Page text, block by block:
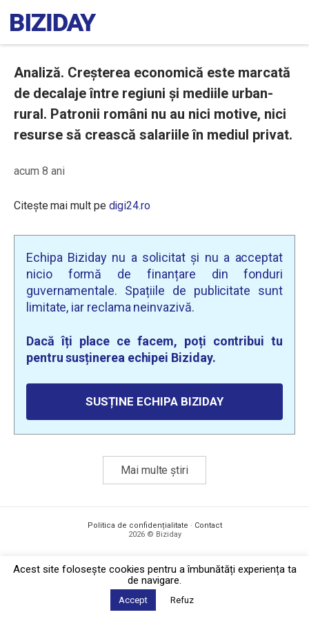
Analiză. Creșterea economică este marcată
de decalaje între regiuni și mediile urban-
rural. Patronii români nu au nici motive, nici
resurse să crească salariile în mediul privat.
acum 8 ani
Citește mai mult pe digi24.ro
Echipa Biziday nu a solicitat și nu a acceptat
nicio formă de finanțare din fonduri
guvernamentale. Spațiile de publicitate sunt
limitate, iar reclama neinvazivă.
Dacă îți place ce facem, poți contribui tu
pentru susținerea echipei Biziday.
SUSȚINE ECHIPA BIZIDAY
Mai multe știri
Politica de confidențialitate · Contact
2026 © Biziday
Acest site foloseşte cookies pentru a îmbunătăți experiența ta
de navigare.
Accept Refuz